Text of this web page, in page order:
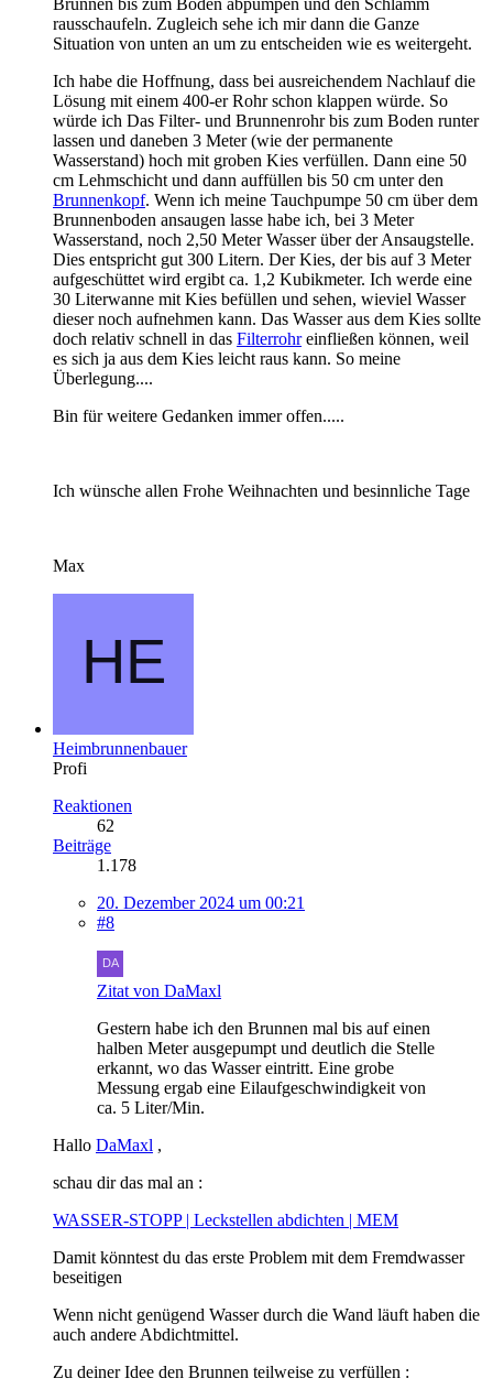
rausschaufeln. Zugleich sehe ich mir dann die Ganze
Situation von unten an um zu entscheiden wie es weitergeht.
Ich habe die Hoffnung, dass bei ausreichendem Nachlauf die
Lösung mit einem 400-er Rohr schon klappen würde. So
würde ich Das Filter- und Brunnenrohr bis zum Boden runter
lassen und daneben 3 Meter (wie der permanente
Wasserstand) hoch mit groben Kies verfüllen. Dann eine 50
cm Lehmschicht und dann auffüllen bis 50 cm unter den
Brunnenkopf. Wenn ich meine Tauchpumpe 50 cm über dem
Brunnenboden ansaugen lasse habe ich, bei 3 Meter
Wasserstand, noch 2,50 Meter Wasser über der Ansaugstelle.
Dies entspricht gut 300 Litern. Der Kies, der bis auf 3 Meter
aufgeschüttet wird ergibt ca. 1,2 Kubikmeter. Ich werde eine
30 Literwanne mit Kies befüllen und sehen, wieviel Wasser
dieser noch aufnehmen kann. Das Wasser aus dem Kies sollte
doch relativ schnell in das Filterrohreinfließen können, weil
es sich ja aus dem Kies leicht raus kann. So meine
Überlegung....
Bin für weitere Gedanken immer offen.....
Ich wünsche allen Frohe Weihnachten und besinnliche Tage
Max
Heimbrunnenbauer
Profi
Reaktionen
62
Beiträge
1.178
20. Dezember 2024 um 00:21
#8
Zitat von DaMaxl
Gestern habe ich den Brunnen mal bis auf einen
halben Meter ausgepumpt und deutlich die Stelle
erkannt, wo das Wasser eintritt. Eine grobe
Messung ergab eine Eilaufgeschwindigkeit von
ca. 5 Liter/Min.
Hallo DaMaxl ,
schau dir das mal an :
WASSER-STOPP | Leckstellen abdichten | MEM
Damit könntest du das erste Problem mit dem Fremdwasser
beseitigen
Wenn nicht genügend Wasser durch die Wand läuft haben die
auch andere Abdichtmittel.
Zu deiner Idee den Brunnen teilweise zu verfüllen :